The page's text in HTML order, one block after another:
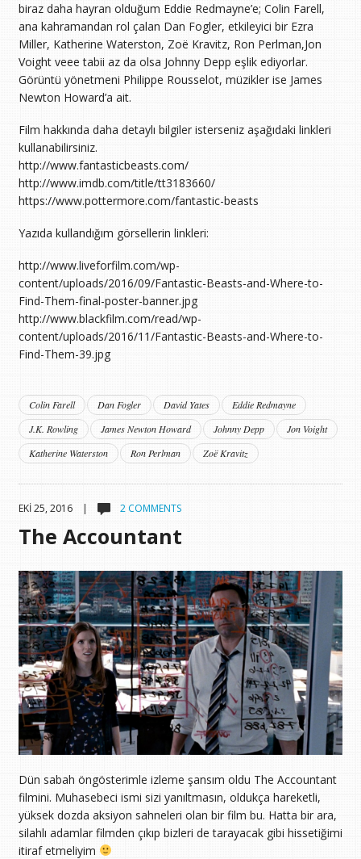
biraz daha hayran olduğum Eddie Redmayne’e; Colin Farell,
ana kahramandan rol çalan Dan Fogler, etkileyici bir Ezra
Miller, Katherine Waterston, Zoë Kravitz, Ron Perlman,Jon
Voight veee tabii az da olsa Johnny Depp eşlik ediyorlar.
Görüntü yönetmeni Philippe Rousselot, müzikler ise James
Newton Howard’a ait.
Film hakkında daha detaylı bilgiler isterseniz aşağıdaki linkleri
kullanabilirsiniz.
http://www.fantasticbeasts.com/
http://www.imdb.com/title/tt3183660/
https://www.pottermore.com/fantastic-beasts
Yazıda kullandığım görsellerin linkleri:
http://www.liveforfilm.com/wp-
content/uploads/2016/09/Fantastic-Beasts-and-Where-to-
Find-Them-final-poster-banner.jpg
http://www.blackfilm.com/read/wp-
content/uploads/2016/11/Fantastic-Beasts-and-Where-to-
Find-Them-39.jpg
Colin Farell Dan Fogler David Yates
Eddie Redmayne
J.K. Rowling
James Newton Howard Johnny Depp
Jon Voight
Katherine Waterston
Ron Perlman Zoë Kravitz
EKI 25, 2016 | 2 COMMENTS
The Accountant
Dün sabah öngösterimle izleme şansım oldu The Accountant
filmini. Muhasebeci ismi sizi yanıltmasın, oldukça hareketli,
yüksek dozda aksiyon sahneleri olan bir film bu. Hatta bir ara,
silahlı adamlar filmden çıkıp bizleri de tarayacak gibi hissetiğimi
itiraf etmeliyim